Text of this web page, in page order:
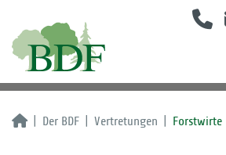
Der BDF Vertretungen Forstwirte